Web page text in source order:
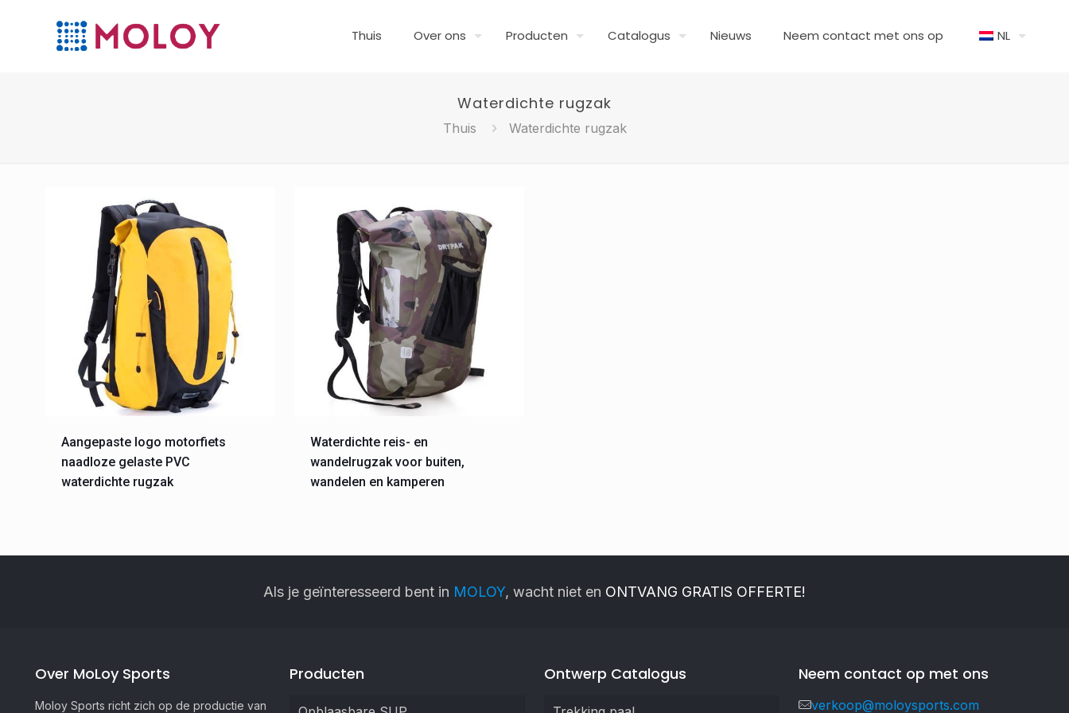
Thuis Over ons Producten Catalogus Nieuws Neem contact met ons op NL
Waterdichte rugzak
Thuis Waterdichte rugzak
Aangepaste logo motorfiets
naadloze gelaste PVC
waterdichte rugzak
Waterdichte reis- en
wandelrugzak voor buiten,
wandelen en kamperen
Als je geïnteresseerd bent in MOLOY, wacht niet en ONTVANG GRATIS OFFERTE!
Over MoLoy Sports
Moloy Sports richt zich op de productie van
Producten Ontwerp Catalogus Neem contact op met ons
verkoop@moloysports.com